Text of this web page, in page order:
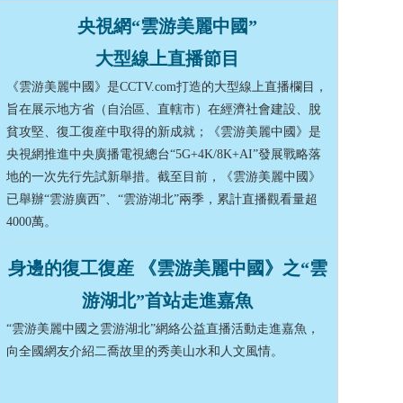
汽車 數智 5G 産業+
才藝 網展 央央好物
央視網“雲游美麗中國”
大型線上直播節目
《雲游美麗中國》是CCTV.com打造的大型線上直播欄目，
旨在展示地方省（自治區、直轄市）在經濟社會建設、脫
貧攻堅、復工復産中取得的新成就；《雲游美麗中國》是
央視網推進中央廣播電視總台“5G+4K/8K+AI”發展戰略落
地的一次先行先試新舉措。截至目前，《雲游美麗中國》
已舉辦“雲游廣西”、“雲游湖北”兩季，累計直播觀看量超
4000萬。
身邊的復工復産 《雲游美麗中國》之“雲
游湖北”首站走進嘉魚
“雲游美麗中國之雲游湖北”網絡公益直播活動走進嘉魚，
向全國網友介紹二喬故里的秀美山水和人文風情。